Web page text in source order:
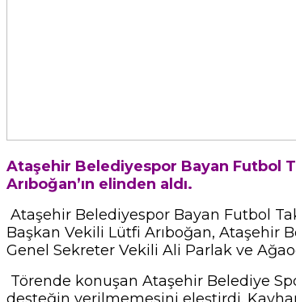
Ataşehir Belediyespor Bayan Futbol
Arıboğan’ın elinden aldı.
Ataşehir Belediyespor Bayan Futbol
Başkan Vekili Lütfi Arıboğan, Ataşehir
Genel Sekreter Vekili Ali Parlak ve
Törende konuşan Ataşehir Belediye